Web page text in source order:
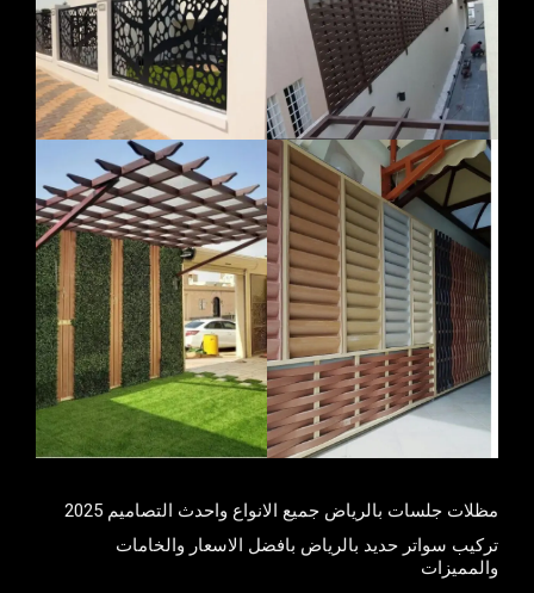
مظلات جلسات بالرياض جميع الانواع واحدث التصاميم 2025
تركيب سواتر حديد بالرياض بافضل الاسعار والخامات
والمميزات